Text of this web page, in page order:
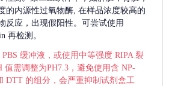
的内源性过氧物酶, 在样品浓度较高的
反应，出现假阳性。可尝试使用
再检测。
PBS 缓冲液，或使用中等强度 RIPA 裂
值需调整为PH7.3，避免使用含 NP-
DTT 的组分，会严重抑制试剂盒工